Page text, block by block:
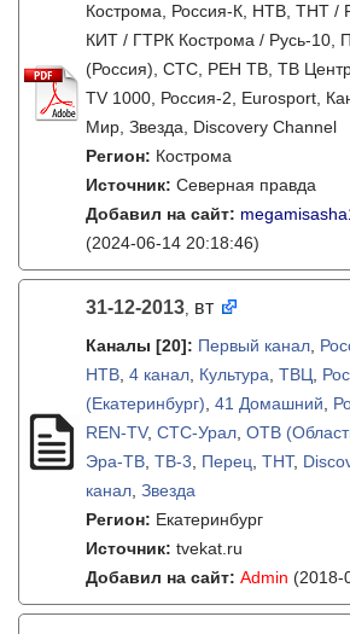
Кострома, Россия-К, НТВ, ТНТ /
КИТ / ГТРК Кострома / Русь-10,
(Россия), СТС, РЕН ТВ, ТВ
TV 1000, Россия-2, Eurosport,
Мир, Звезда, Discovery Channel
Регион: Кострома
Источник: Северная правда
Добавил на сайт:
(2024-06-14 20:18:46)
31-12-2013, вт
Каналы [20]: Первый канал
НТВ 4 канал Культура ТВЦ
(Екатеринбург) 41 Домашний
REN-TV, СТС-Урал ОТВ
Эра-ТВ ТВ-3 Перец ТНТ,
канал Звезда
Регион: Екатеринбург
Источник: tvekat.ru
Добавил на сайт: Admin (2018-